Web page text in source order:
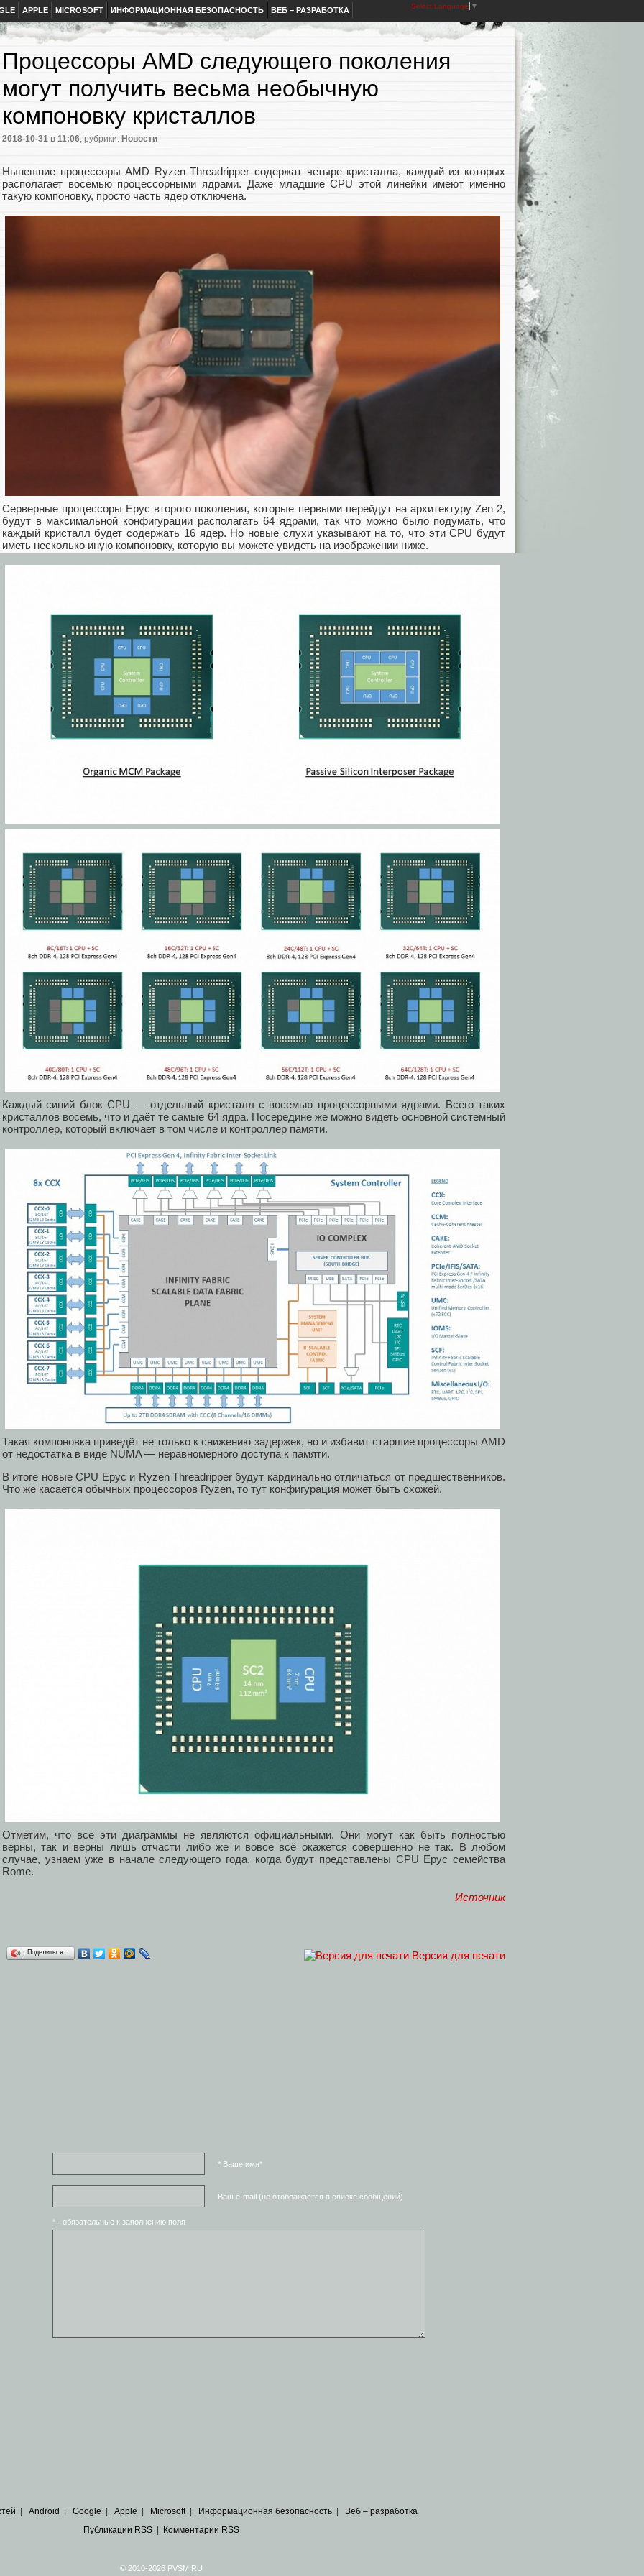
APPLE MICROSOFT ИНФОРМАЦИОННАЯ БЕЗОПАСНОСТЬ ВЕБ – РАЗРАБОТКА Select Language ▼
Процессоры AMD следующего поколения
могут получить весьма необычную
компоновку кристаллов
2018-10-31 в 11:06, рубрики: Новости
Нынешние процессоры AMD Ryzen Threadripper содержат четыре кристалла, каждый из которых
располагает восемью процессорными ядрами. Даже младшие CPU этой линейки имеют именно
такую компоновку, просто часть ядер отключена.
Серверные процессоры Epyc второго поколения, которые первыми перейдут на архитектуру Zen 2,
будут в максимальной конфигурации располагать 64 ядрами, так что можно было подумать, что
каждый кристалл будет содержать 16 ядер. Но новые слухи указывают на то, что эти CPU будут
иметь несколько иную компоновку, которую вы можете увидеть на изображении ниже.
Каждый синий блок CPU — отдельный кристалл с восемью процессорными ядрами. Всего таких
кристаллов восемь, что и даёт те самые 64 ядра. Посередине же можно видеть основной системный
контроллер, который включает в том числе и контроллер памяти.
Такая компоновка приведёт не только к снижению задержек, но и избавит старшие процессоры AMD
от недостатка в виде NUMA — неравномерного доступа к памяти.
В итоге новые CPU Epyc и Ryzen Threadripper будут кардинально отличаться от предшественников.
Что же касается обычных процессоров Ryzen, то тут конфигурация может быть схожей.
Отметим, что все эти диаграммы не являются официальными. Они могут как быть полностью
верны, так и верны лишь отчасти либо же и вовсе всё окажется совершенно не так. В любом
случае, узнаем уже в начале следующего года, когда будут представлены CPU Epyc семейства
Rome.
Источник
Версия для печати
Поделиться…
* Ваше имя*
Ваш e-mail (не отображается в списке сообщений)
* - обязательные к заполнению поля
Android Google Apple Microsoft| Информационная безопасность
Веб – разработка
Публикации RSS| Комментарии RSS
© 2010-2026 PVSM.RU